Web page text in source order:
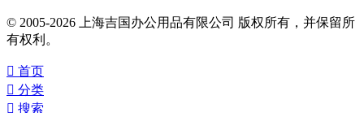
© 2005-2026 上海吉国办公用品有限公司 版权所有，并保留所
有权利。
 首页
 分类
 搜索